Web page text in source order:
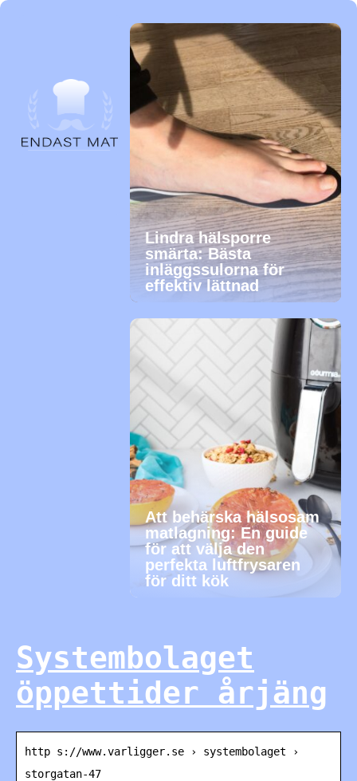
Lindra hälsporre
smärta: Bästa
inläggssulorna för
effektiv lättnad
Att behärska hälsosam
matlagning: En guide
för att välja den
perfekta luftfrysaren
för ditt kök
Systembolaget
öppettider årjäng
http s://www.varligger.se › systembolaget ›
storgatan-47